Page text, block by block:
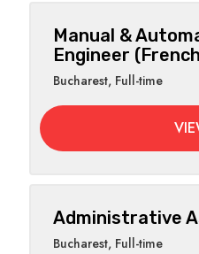
Manual &
Engineer
Bucharest, Full-time
Administrative
Bucharest, Full-time